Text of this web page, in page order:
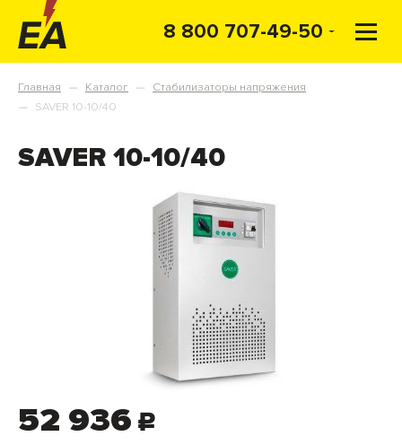
8 800 707-49-50
Главная — Каталог — Стабилизаторы напряжения
— SAVER 10-10/40
SAVER 10-10/40
52 936 c